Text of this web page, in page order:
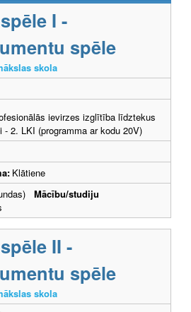
I -
spēle
skola
ievirzes izglītība līdztekus
2. LKI (programma ar kodu 20V)
Klātiene
Mācību/studiju
II -
spēle
skola